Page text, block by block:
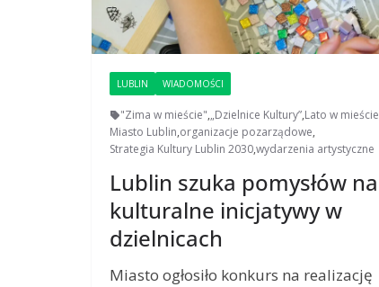
LUBLIN WIADOMOŚCI
"Zima w mieście",„Dzielnice Kultury”,Lato w mieście
Miasto Lublin,organizacje pozarządowe,
Strategia Kultury Lublin 2030,wydarzenia artystyczne
Lublin szuka pomysłów na
kulturalne inicjatywy w
dzielnicach
Miasto ogłosiło konkurs na realizację